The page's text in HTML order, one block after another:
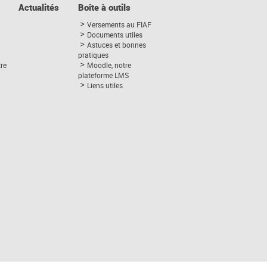
Actualités Boîte à outils
Versements au FIAF
Documents utiles
Astuces et bonnes
pratiques
Moodle, notre
plateforme LMS
Liens utiles